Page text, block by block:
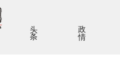
头条 政情